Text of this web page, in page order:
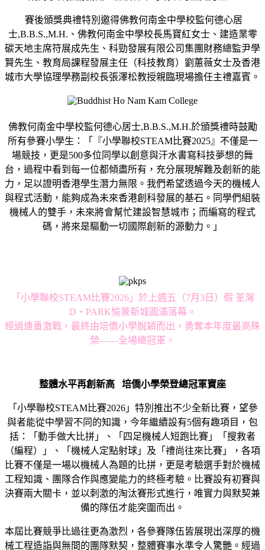
賽後頒獎典禮特別邀得佛教何南金中學校監何德心居
士,B.B.S.,M.H.、佛教何南金中學校長馬寶紅女士、建造業零
碳天地主席符展成先生、科勁發展有限公司集團財務總監尹學
賢先生、教育局課程發展主任（科技教育）劉蕙薇女士及香港
城市大學協理學務副校長張澤松教授親臨現場擔任主禮嘉賓。
佛教何南金中學校監何德心居士,B.B.S.,M.H.於頒獎禮時鼓勵
所有參賽小學生：「『小學聯校STEAM比賽2025』不僅是一
場競技，更是500多位同學以創意與汗水書寫科技夢想的舞
台，過程中看到每一位都傾盡所有，充分展現解難及創新的能
力，足以證明香港學生潛力無限。我們希望透過今天的機械人
與程式活動，能夠成為未來香港創科發展的基石。同學們組裝
機械人的雙手，未來將會幫忙建設智慧城市；而編寫的程式
碼，將來是驅動一切國際創新的源動力。」
「小學聯校STEAM比賽2026」於上週五（7⽉3⽇）假 荃灣
D・PARK愉景新城圓滿落幕。
經過連番激戰，最終由培僑小學脫穎而出，勇奪本年度最高殊
榮——全場總冠軍。
整體水平再創新高 培僑小學榮登總冠軍寶座
「小學聯校STEAM比賽2026」特別推出不少全新比賽，望參
與者能從中學習不同的知識，今年繼續設有5個有趣項目，包
括：「動手做大比拼」、「四足機械人短跑比賽」「搜救者
（編程）」、「機械人定點射球」及「禮尚往來比賽」，各項
比賽不僅是一場以機械人為題的比拼，更是考驗選手對於機械
工程知識、團隊合作與應變能力的終極考驗。比賽設有初賽與
決賽兩大關卡，並以刺激的淘汰賽形式進行，唯實力與默契兼
備的隊伍才能突圍而出。
本屆比賽競爭比過往更為激烈，各參賽隊伍皆展現出深厚的機
械工程造詣與無間的團隊默契，整體賽事水準令人驚艷。經過